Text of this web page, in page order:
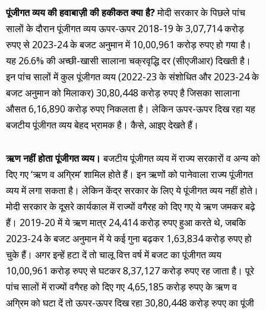
पूंजीगत व्यय की हवाबाज़ी की हकीकत क्या है?मोदी सरकार के पिछले पांच
सालों के दौरान पूंजीगत व्यय ऊपर-ऊपर 2018-19 के 3,07,714 करोड़
रुपए से 2023-24 के बजट अनुमान में 10,00,961 करोड़ रुपए हो गया है।
यह 26.6% की अच्छी-खासी सालाना चक्रवृद्धि दर (सीएजीआर) दिखती है।
इन पांच सालों में कुल पूंजीगत व्यय (2022-23 के संशोधित और 2023-24 के
बजट अनुमान को मिलाकर) 30,80,448 करोड़ रुपए है जिसका सालाना
औसत 6,16,890 करोड़ रुपए निकलता है। लेकिन ऊपर-ऊपर दिख रहा यह
बजटीय पूंजीगत व्यय बेहद भ्रामक है। कैसे, आइए देखते हैं।
ऋण नहीं होता पूंजीगत व्यय।बजटीय पूंजीगत व्यय में राज्य सरकारों व अन्य को
दिए गए ‘ऋण व अग्रिम’ शामिल होते हैं। इन ऋणों को पानेवाला राज्य पूंजीगत
व्यय में लगा सकता है। लेकिन केंद्र सरकार के लिए ये पूंजीगत व्यय नहीं होते।
मोदी सरकार के दूसरे कार्यकाल में राज्यों वगैरह को दिए गए ये ऋण जमकर बढ़े
हैं। 2019-20 में ये ऋण मात्र 24,414 करोड़ रुपए हुआ करते थे, जबकि
2023-24 के बजट अनुमान में ये कई गुना बढ़कर 1,63,834 करोड़ रुपए हो
चुके हैं। अगर इन्हें हटा दें तो चालू वित्त वर्ष में बजट का पूंजीगत व्यय
10,00,961 करोड़ रुपए से घटकर 8,37,127 करोड़ रुपए रह जाता है। पूरे
पांच सालों में राज्यों वगैरह को दिए गए 4,65,185 करोड़ रुपए के ऋण व
अग्रिम को घटा दें तो ऊपर-ऊपर दिख रहा 30,80,448 करोड़ रुपए का पूंजी